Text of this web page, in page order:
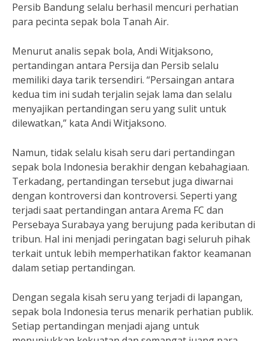
Persib Bandung selalu berhasil mencuri perhatian
para pecinta sepak bola Tanah Air.
Menurut analis sepak bola, Andi Witjaksono,
pertandingan antara Persija dan Persib selalu
memiliki daya tarik tersendiri. “Persaingan antara
kedua tim ini sudah terjalin sejak lama dan selalu
menyajikan pertandingan seru yang sulit untuk
dilewatkan,” kata Andi Witjaksono.
Namun, tidak selalu kisah seru dari pertandingan
sepak bola Indonesia berakhir dengan kebahagiaan.
Terkadang, pertandingan tersebut juga diwarnai
dengan kontroversi dan kontroversi. Seperti yang
terjadi saat pertandingan antara Arema FC dan
Persebaya Surabaya yang berujung pada keributan di
tribun. Hal ini menjadi peringatan bagi seluruh pihak
terkait untuk lebih memperhatikan faktor keamanan
dalam setiap pertandingan.
Dengan segala kisah seru yang terjadi di lapangan,
sepak bola Indonesia terus menarik perhatian publik.
Setiap pertandingan menjadi ajang untuk